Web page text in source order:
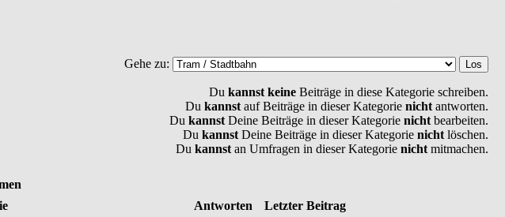
Gehe zu:
Du kannst keine Beiträge in diese Kategorie schreiben.
Du kannst auf Beiträge in dieser Kategorie nicht antworten.
Du kannst Deine Beiträge in dieser Kategorie nicht bearbeiten.
Du kannst Deine Beiträge in dieser Kategorie nicht löschen.
Du kannst an Umfragen in dieser Kategorie nicht mitmachen.
Antworten Letzter Beitrag